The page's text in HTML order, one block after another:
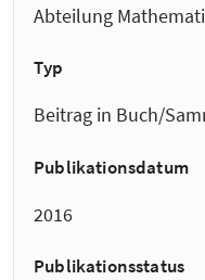
Abteilung
Typ
Beitrag in Buch/
Publikationsdatum
2016
Publikationsstatus